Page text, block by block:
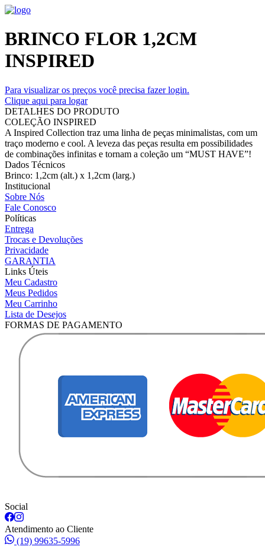
BRINCO FLOR 1,2CM
INSPIRED
Para visualizar os preços você precisa fazer login.
Clique aqui para logar
DETALHES DO PRODUTO
COLEÇÃO INSPIRED
A Inspired Collection traz uma linha de peças minimalistas, com um
traço moderno e cool. A leveza das peças resulta em possibilidades
de combinações infinitas e tornam a coleção um “MUST HAVE”!
Dados Técnicos
Brinco: 1,2cm (alt.) x 1,2cm (larg.)
Institucional
Sobre Nós
Fale Conosco
Políticas
Entrega
Trocas e Devoluções
Privacidade
GARANTIA
Links Úteis
Meu Cadastro
Meus Pedidos
Meu Carrinho
Lista de Desejos
FORMAS DE PAGAMENTO
Social
Atendimento ao Cliente
(19) 99635-5996